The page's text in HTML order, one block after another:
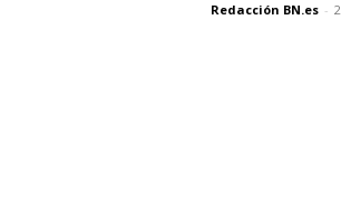
Redacción BN.es -